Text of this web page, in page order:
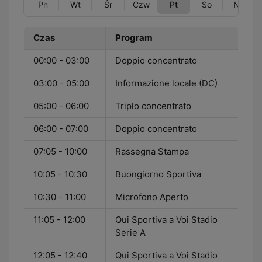
Pn Wt Śr Czw Pt So Nd
Czas Program
00:00 - 03:00 Doppio concentrato
03:00 - 05:00 Informazione locale (DC)
05:00 - 06:00 Triplo concentrato
06:00 - 07:00 Doppio concentrato
07:05 - 10:00 Rassegna Stampa
10:05 - 10:30 Buongiorno Sportiva
10:30 - 11:00 Microfono Aperto
11:05 - 12:00
Qui Sportiva a Voi Stadio
Serie A
12:05 - 12:40
Qui Sportiva a Voi Stadio